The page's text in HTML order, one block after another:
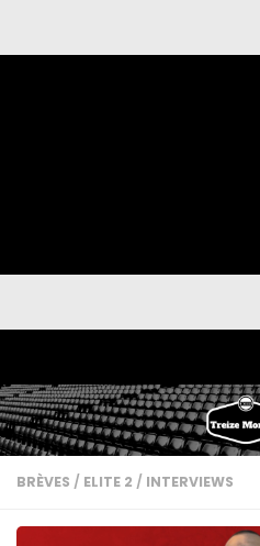
BRÈVES / ELITE 2 / INTERVIEWS